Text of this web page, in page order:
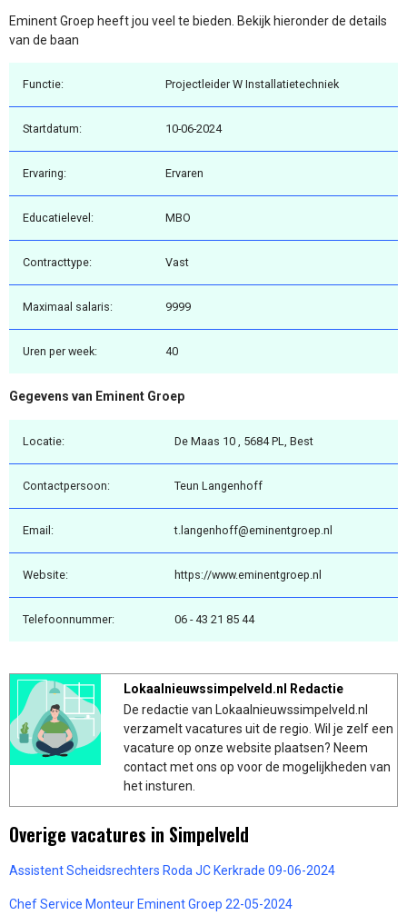
Eminent Groep heeft jou veel te bieden. Bekijk hieronder de details
van de baan
Functie: Projectleider W Installatietechniek
Startdatum: 10-06-2024
Ervaring: Ervaren
Educatielevel: MBO
Contracttype: Vast
Maximaal salaris: 9999
Uren per week: 40
Gegevens van Eminent Groep
Locatie: De Maas 10 , 5684 PL, Best
Contactpersoon: Teun Langenhoff
Email: t.langenhoff@eminentgroep.nl
Website: https://www.eminentgroep.nl
Telefoonnummer: 06 - 43 21 85 44
Lokaalnieuwssimpelveld.nl Redactie
De redactie van Lokaalnieuwssimpelveld.nl
verzamelt vacatures uit de regio. Wil je zelf een
vacature op onze website plaatsen? Neem
contact met ons op voor de mogelijkheden van
het insturen.
Overige vacatures in Simpelveld
Assistent Scheidsrechters Roda JC Kerkrade 09-06-2024
Chef Service Monteur Eminent Groep 22-05-2024